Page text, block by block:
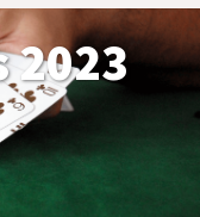
2023